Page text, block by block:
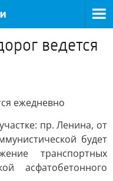
ведется
ежедневно
пр. Ленина, от
будет
транспортных
асфатобетонного